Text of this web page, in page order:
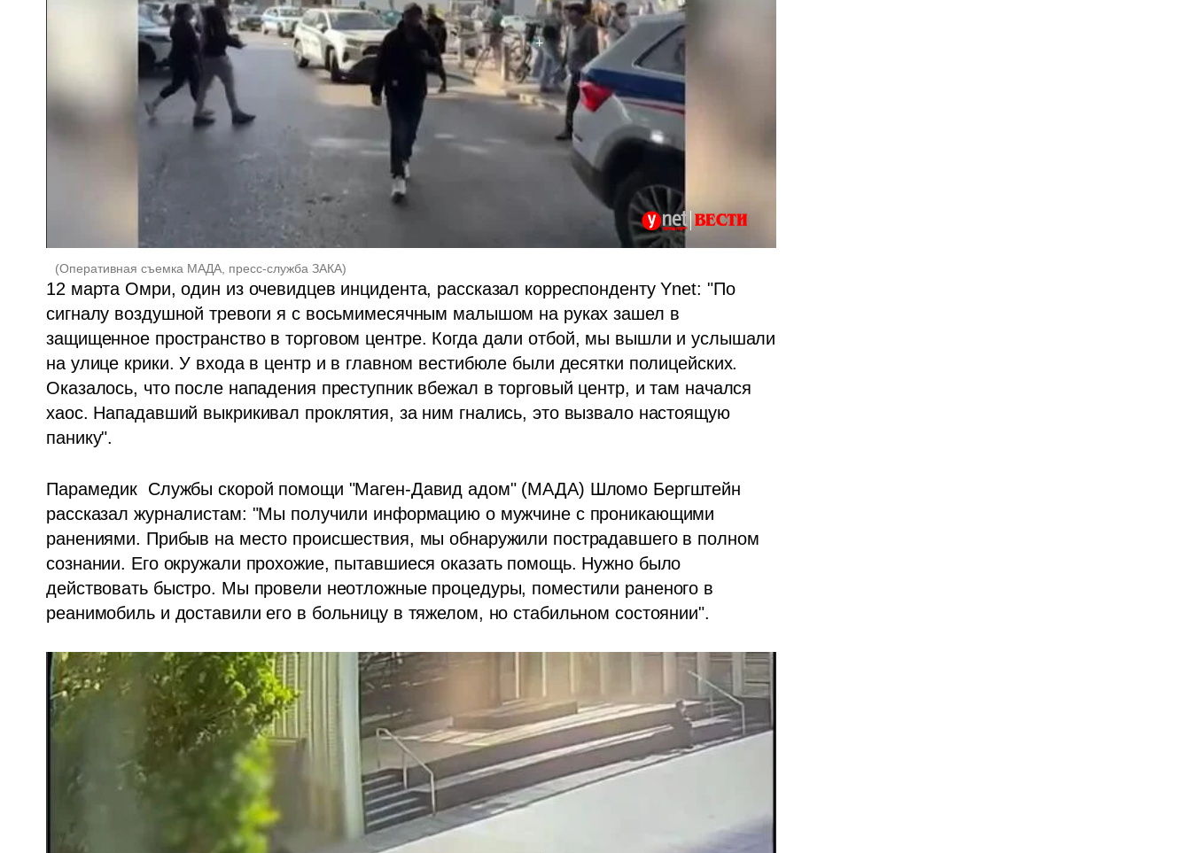
(Оперативная съемка МАДА, пресс-служба ЗАКА)
12 марта Омри, один из очевидцев инцидента, рассказал корреспонденту Ynet: "По
сигналу воздушной тревоги я с восьмимесячным малышом на руках зашел в
защищенное пространство в торговом центре. Когда дали отбой, мы вышли и услышали
на улице крики. У входа в центр и в главном вестибюле были десятки полицейских.
Оказалось, что после нападения преступник вбежал в торговый центр, и там начался
хаос. Нападавший выкрикивал проклятия, за ним гнались, это вызвало настоящую
панику".
Парамедик  Службы скорой помощи "Маген-Давид адом" (МАДА) Шломо Бергштейн
рассказал журналистам: "Мы получили информацию о мужчине с проникающими
ранениями. Прибыв на место происшествия, мы обнаружили пострадавшего в полном
сознании. Его окружали прохожие, пытавшиеся оказать помощь. Нужно было
действовать быстро. Мы провели неотложные процедуры, поместили раненого в
реанимобиль и доставили его в больницу в тяжелом, но стабильном состоянии".